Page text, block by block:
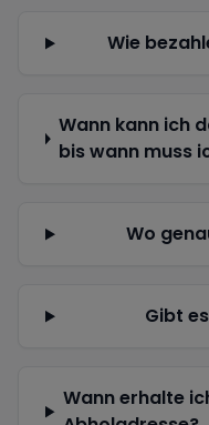
Wie
Wann kann ich
bis wann muss
Wo
Gibt
Wann erhalte